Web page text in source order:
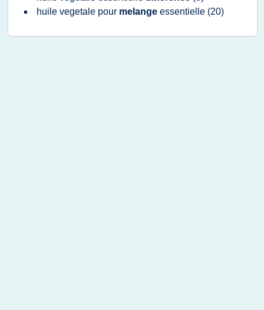
huile vegetale pour melange essentielle (20)